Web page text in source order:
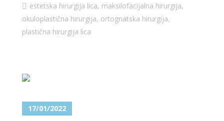
estetska hirurgija lica, maksilofacijalna hirurgija,
okuloplastična hirurgija, ortognatska hirurgija,
plastična hirurgija lica
17/01/2022